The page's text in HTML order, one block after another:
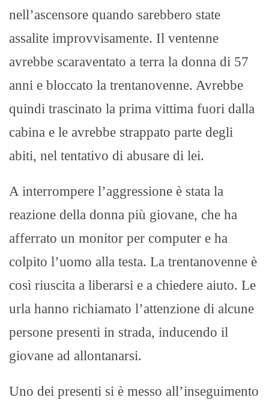
nell’ascensore quando sarebbero state
assalite improvvisamente. Il ventenne
avrebbe scaraventato a terra la donna di 57
anni e bloccato la trentanovenne. Avrebbe
quindi trascinato la prima vittima fuori dalla
cabina e le avrebbe strappato parte degli
abiti, nel tentativo di abusare di lei.
A interrompere l’aggressione è stata la
reazione della donna più giovane, che ha
afferrato un monitor per computer e ha
colpito l’uomo alla testa. La trentanovenne è
così riuscita a liberarsi e a chiedere aiuto. Le
urla hanno richiamato l’attenzione di alcune
persone presenti in strada, inducendo il
giovane ad allontanarsi.
Uno dei presenti si è messo all’inseguimento